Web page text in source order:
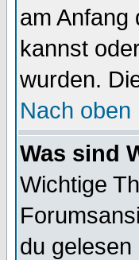
am Anfang
kannst
wurden.
Nach oben
Was sind
Wichtige
du